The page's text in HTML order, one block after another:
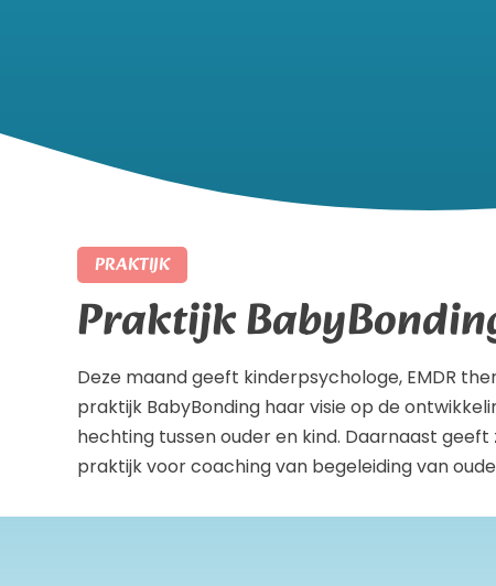
PRAKTIJK
Praktijk
Deze maand geeft kinderpsychologe, EMDR
praktijk BabyBonding haar visie op de
hechting tussen ouder en kind. Daarnaast geeft
praktijk voor coaching van begeleiding van